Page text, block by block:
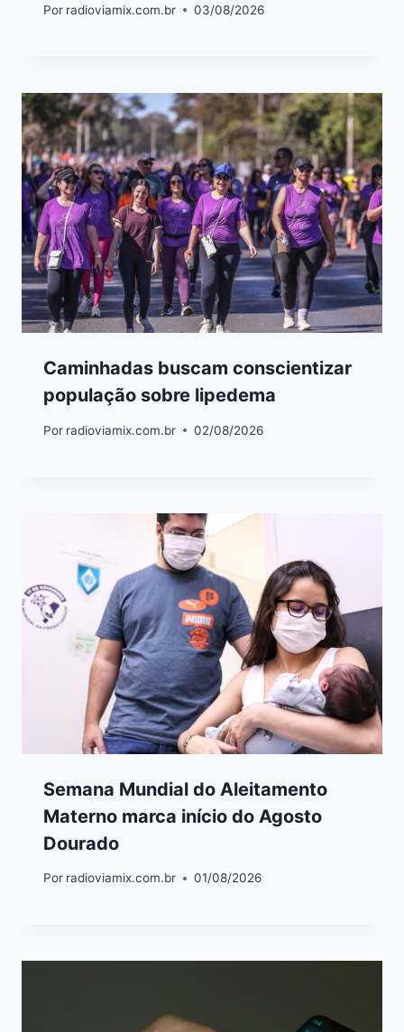
Por radioviamix.com.br 03/08/2026
Caminhadas buscam conscientizar
população sobre lipedema
Por radioviamix.com.br 02/08/2026
Semana Mundial do Aleitamento
Materno marca início do Agosto
Dourado
Por radioviamix.com.br 01/08/2026